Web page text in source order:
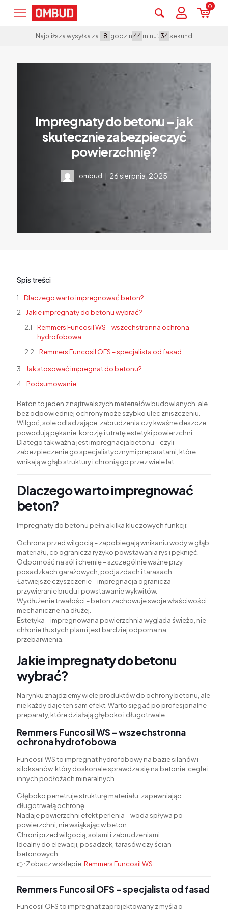
0
Najbliższa wysyłka za: 8 godzin 44 minut 34 sekund
Impregnaty do betonu – jak
skutecznie zabezpieczyć
powierzchnię?
ombud | 26 sierpnia, 2025
Spis treści
Dlaczego warto impregnować beton?
Jakie impregnaty do betonu wybrać?
Remmers Funcosil WS – wszechstronna ochrona
hydrofobowa
Remmers Funcosil OFS – specjalista od fasad
Jak stosować impregnat do betonu?
Podsumowanie
Beton to jeden z najtrwalszych materiałów budowlanych, ale
bez odpowiedniej ochrony może szybko ulec zniszczeniu.
Wilgoć, sole odladzające, zabrudzenia czy kwaśne deszcze
powodują pękanie, korozję i utratę estetyki powierzchni.
Dlatego tak ważna jest impregnacja betonu – czyli
zabezpieczenie go specjalistycznymi preparatami, które
wnikają w głąb struktury i chronią go przez wiele lat.
Dlaczego warto impregnować
beton?
Impregnaty do betonu pełnią kilka kluczowych funkcji:
Ochrona przed wilgocią – zapobiegają wnikaniu wody w głąb
materiału, co ogranicza ryzyko powstawania rys i pęknięć.
Odporność na sól i chemię – szczególnie ważne przy
posadzkach garażowych, podjazdach i tarasach.
Łatwiejsze czyszczenie – impregnacja ogranicza
przywieranie brudu i powstawanie wykwitów.
Wydłużenie trwałości – beton zachowuje swoje właściwości
mechaniczne na dłużej.
Estetyka – impregnowana powierzchnia wygląda świeżo, nie
chłonie tłustych plam i jest bardziej odporna na
przebarwienia.
Jakie impregnaty do betonu
wybrać?
Na rynku znajdziemy wiele produktów do ochrony betonu, ale
nie każdy daje ten sam efekt. Warto sięgać po profesjonalne
preparaty, które działają głęboko i długotrwale.
Remmers Funcosil WS – wszechstronna
ochrona hydrofobowa
Funcosil WS to impregnat hydrofobowy na bazie silanów i
siloksanów, który doskonale sprawdza się na betonie, cegle i
innych podłożach mineralnych.
Głęboko penetruje strukturę materiału, zapewniając
długotrwałą ochronę.
Nadaje powierzchni efekt perlenia – woda spływa po
powierzchni, nie wsiąkając w beton.
Chroni przed wilgocią, solami i zabrudzeniami.
Idealny do elewacji, posadzek, tarasów czy ścian
betonowych.
👉 Zobacz w sklepie:Remmers Funcosil WS
Remmers Funcosil OFS – specjalista od fasad
Funcosil OFS to impregnat zaprojektowany z myślą o